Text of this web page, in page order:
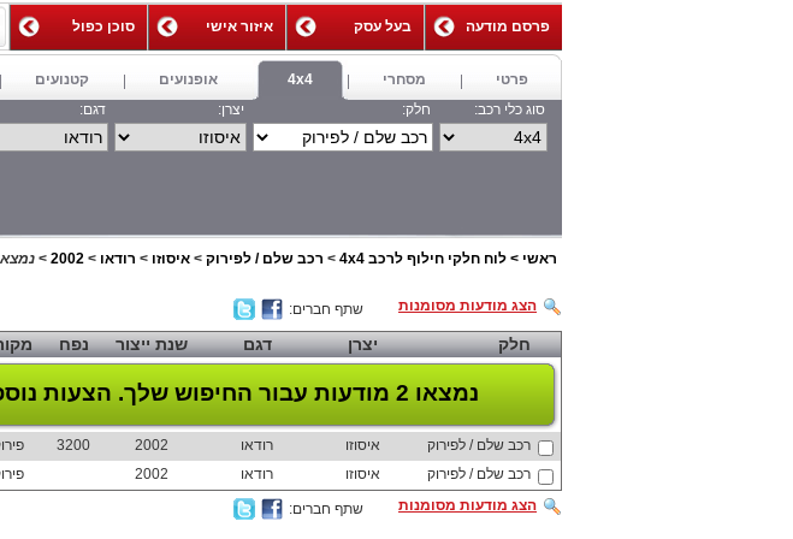
פרסם מודעה בעל עסק איזור אישי סוכן כפול ,
פרטי מסחרי 4x4 אופנועים קטנועים
סוג כלי רכב:
חלק: יצרן: דגם:
ראשי > לוח חלקי חילוף לרכב 4x4 > רכב שלם / לפירוק > איסוזו > רודאו >
2002
> נמצאו 2
הצג מודעות מסומנות שתף חברים:
חלק יצרן דגם שנת ייצור נפח
נמצאו 2 מודעות עבור החיפוש שלך. הצעות
רכב שלם / לפירוק איסוזו רודאו 2002
3200
רכב שלם / לפירוק
איסוזו רודאו 2002
הצג מודעות מסומנות
שתף חברים: